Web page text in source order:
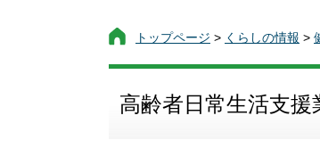
トップページ > くらしの情報 >
高齢者日常生活支